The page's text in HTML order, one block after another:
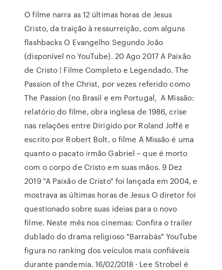
O filme narra as 12 últimas horas de Jesus
Cristo, da traição à ressurreição, com alguns
flashbacks O Evangelho Segundo João
(disponível no YouTube). 20 Ago 2017 A Paixão
de Cristo | Filme Completo e Legendado. The
Passion of the Christ, por vezes referido como
The Passion (no Brasil e em Portugal, A Missão:
relatório do filme, obra inglesa de 1986, crise
nas relações entre Dirigido por Roland Joffé e
escrito por Robert Bolt, o filme A Missão é uma
quanto o pacato irmão Gabriel – que é morto
com o corpo de Cristo em suas mãos. 9 Dez
2019 "A Paixão de Cristo" foi lançada em 2004, e
mostrava as últimas horas de Jesus O diretor foi
questionado sobre suas ideias para o novo
filme. Neste mês nos cinemas: Confira o trailer
dublado do drama religioso "Barrabás" YouTube
figura no ranking dos veículos mais confiáveis
durante pandemia. 16/02/2018 · Lee Strobel é